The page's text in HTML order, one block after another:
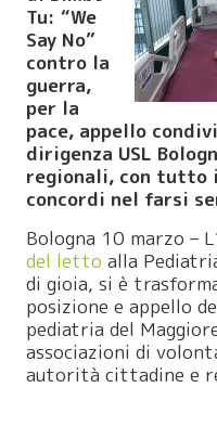
Tu: “We
Say No”
contro la
guerra,
per la
pace, appello
dirigenza USL
regionali, con
concordi nel farsi
Bologna 10 marzo –
del letto alla
di gioia, si è
posizione e appello
pediatria del
associazioni di
autorità cittadine e